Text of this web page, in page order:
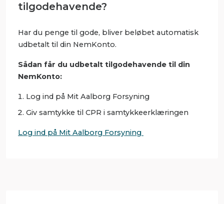
tilgodehavende?
Har du penge til gode, bliver beløbet automatisk
udbetalt til din NemKonto.
Sådan får du udbetalt tilgodehavende til din
NemKonto:
Log ind på Mit Aalborg Forsyning
Giv samtykke til CPR i samtykkeerklæringen
Log ind på Mit Aalborg Forsyning